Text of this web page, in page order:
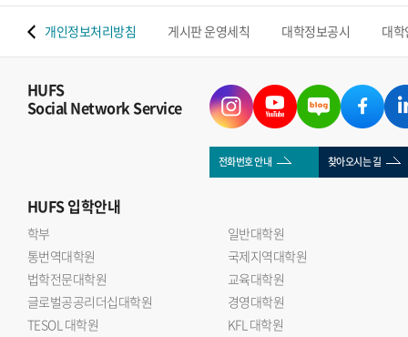
개인정보처리방침 게시판 운영세칙 대학정보공시 대
HUFS
Social Network Service
전화번호 안내 찾아오시는 길
HUFS입학안내
학부
일반대학원
통번역대학원
국제지역대학원
법학전문대학원
교육대학원
글로벌공공리더십대학원
경영대학원
TESOL 대학원
KFL 대학원